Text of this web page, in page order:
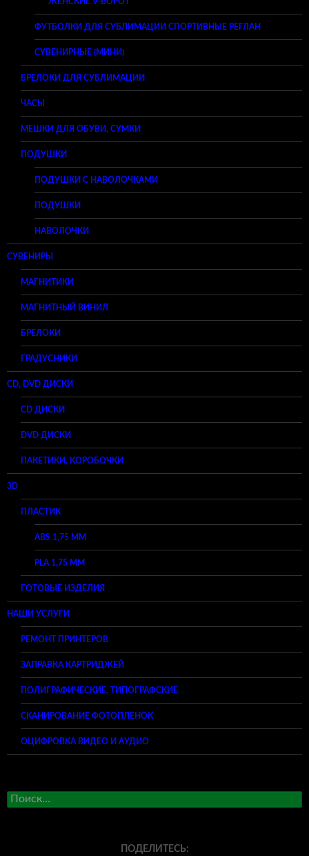
ФУТБОЛКИ ДЛЯ СУБЛИМАЦИИ СПОРТИВНЫЕ РЕГЛАН
СУВЕНИРНЫЕ (МИНИ)
БРЕЛОКИ ДЛЯ СУБЛИМАЦИИ
ЧАСЫ
МЕШКИ ДЛЯ ОБУВИ, СУМКИ
ПОДУШКИ
ПОДУШКИ С НАВОЛОЧКАМИ
ПОДУШКИ
НАВОЛОЧКИ
СУВЕНИРЫ
МАГНИТИКИ
МАГНИТНЫЙ ВИНИЛ
БРЕЛОКИ
ГРАДУСНИКИ
CD, DVD ДИСКИ
CD ДИСКИ
DVD ДИСКИ
ПАКЕТИКИ, КОРОБОЧКИ
3D
ПЛАСТИК
ABS 1,75 ММ
PLA 1,75 ММ
ГОТОВЫЕ ИЗДЕЛИЯ
НАШИ УСЛУГИ
РЕМОНТ ПРИНТЕРОВ
ЗАПРАВКА КАРТРИДЖЕЙ
ПОЛИГРАФИЧЕСКИЕ, ТИПОГРАФСКИЕ
СКАНИРОВАНИЕ ФОТОПЛЕНОК
ОЦИФРОВКА ВИДЕО И АУДИО
Найти:
ПОДЕЛИТЕСЬ: